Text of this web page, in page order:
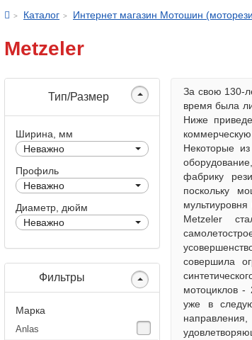
Каталог Интернет магазин Мотошин
Metzeler
Тип/Размер
Ширина, мм
Неважно
Профиль
Неважно
Диаметр, дюйм
Неважно
Фильтры
Марка
Anlas
За свою 130-
время была
Ниже
Некоторые
фабрику
поскольку
Меtzeler
совершила
мотоциклов -
уже в